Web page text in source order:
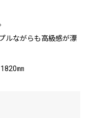
ルながらも高級感が漂
㎜